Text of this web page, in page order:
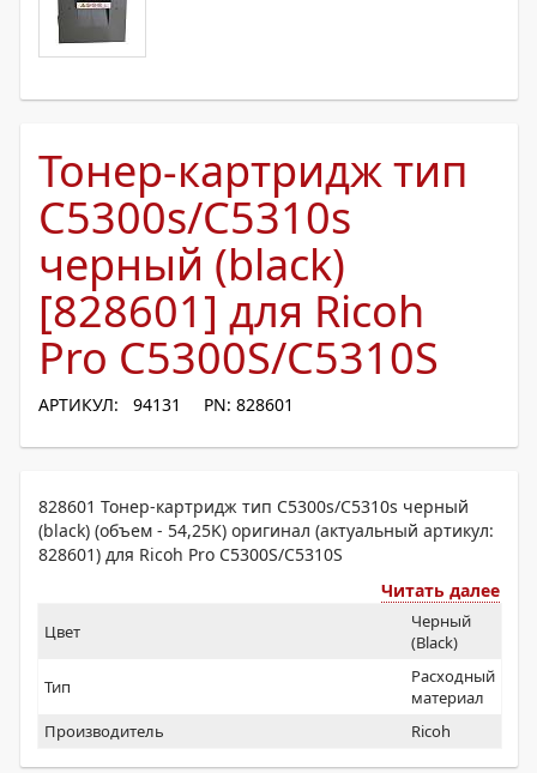
Тонер-картридж тип
С5300s/C5310s
черный (black)
[828601] для Ricoh
Pro C5300S/C5310S
АРТИКУЛ: 94131 PN: 828601
828601 Тонер-картридж тип С5300s/C5310s черный
(black) (объем - 54,25K) оригинал (актуальный артикул:
828601) для Ricoh Pro C5300S/C5310S
Читать далее
Цвет
Черный
(Black)
Тип
Расходный
материал
Производитель
Ricoh